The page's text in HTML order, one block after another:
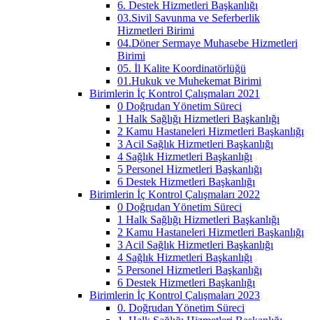
6. Destek Hizmetleri Başkanlığı
03.Sivil Savunma ve Seferberlik
Hizmetleri Birimi
04.Döner Sermaye Muhasebe Hizmetleri
Birimi
05. İl Kalite Koordinatörlüğü
01.Hukuk ve Muhekemat Birimi
Birimlerin İç Kontrol Çalışmaları 2021
0 Doğrudan Yönetim Süreci
1 Halk Sağlığı Hizmetleri Başkanlığı
2 Kamu Hastaneleri Hizmetleri Başkanlığı
3 Acil Sağlık Hizmetleri Başkanlığı
4 Sağlık Hizmetleri Başkanlığı
5 Personel Hizmetleri Başkanlığı
6 Destek Hizmetleri Başkanlığı
Birimlerin İç Kontrol Çalışmaları 2022
0 Doğrudan Yönetim Süreci
1 Halk Sağlığı Hizmetleri Başkanlığı
2 Kamu Hastaneleri Hizmetleri Başkanlığı
3 Acil Sağlık Hizmetleri Başkanlığı
4 Sağlık Hizmetleri Başkanlığı
5 Personel Hizmetleri Başkanlığı
6 Destek Hizmetleri Başkanlığı
Birimlerin İç Kontrol Çalışmaları 2023
0. Doğrudan Yönetim Süreci